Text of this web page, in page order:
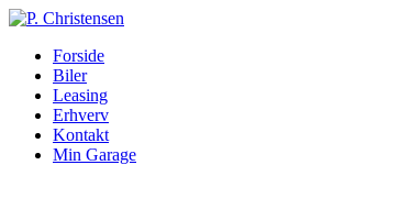
Forside
Biler
Leasing
Erhverv
Kontakt
Min Garage